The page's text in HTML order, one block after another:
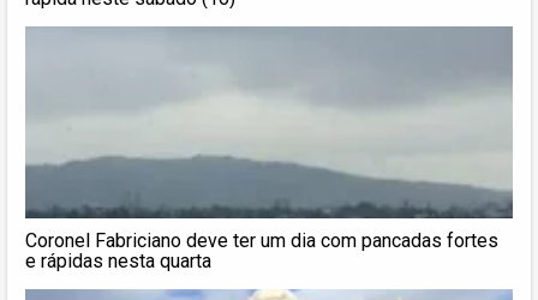
Coronel Fabriciano deve ter um dia com pancadas fortes
e rápidas nesta quarta